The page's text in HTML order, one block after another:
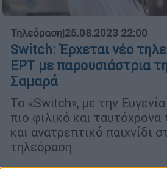
Τηλεόραση|25.08.2023 22:00
Switch: Έρχεται νέο
ΕΡΤ με παρουσιάστρια
Σαμαρά
Το «Switch», με την
πιο φιλικό και ταυτόχρονα
και ανατρεπτικό παιχνίδι
τηλεόραση